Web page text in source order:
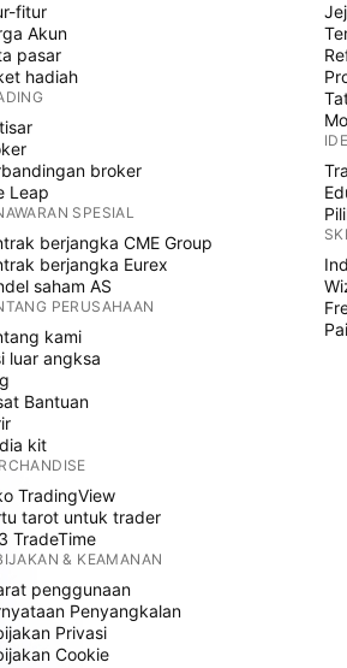
fitur
Akun
pasar
hadiah
broker
Leap
SPESIAL
berjangka CME Group
berjangka Eurex
saham AS
PERUSAHAAN
kami
luar angksa
Bantuan
kit
TradingView
tarot untuk trader
TradeTime
& KEAMANAN
penggunaan
Penyangkalan
Privasi
Cookie